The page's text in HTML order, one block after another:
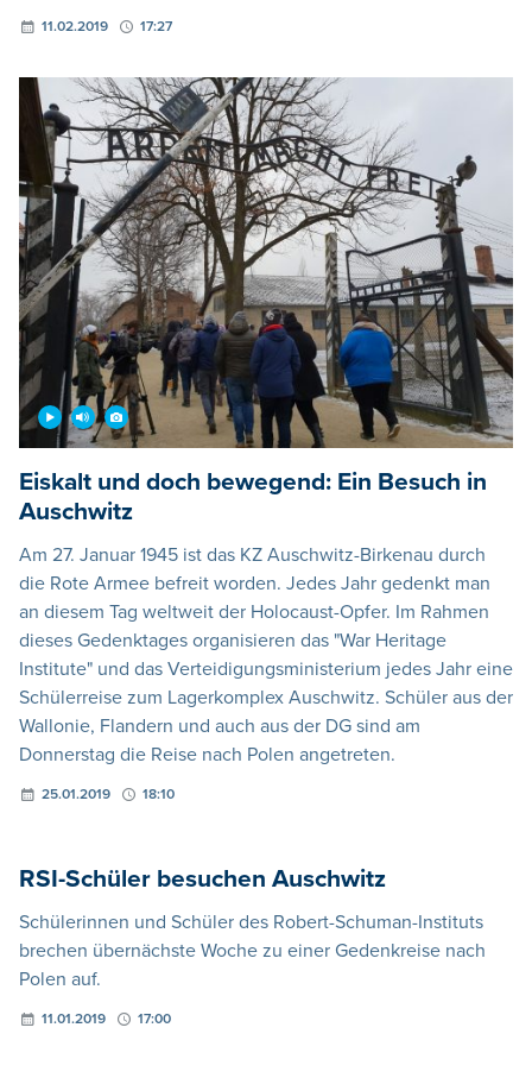
11.02.2019 17:27
Eiskalt und doch bewegend: Ein Besuch in
Auschwitz
Am 27. Januar 1945 ist das KZ Auschwitz-Birkenau durch
die Rote Armee befreit worden. Jedes Jahr gedenkt man
an diesem Tag weltweit der Holocaust-Opfer. Im Rahmen
dieses Gedenktages organisieren das "War Heritage
Institute" und das Verteidigungsministerium jedes Jahr eine
Schülerreise zum Lagerkomplex Auschwitz. Schüler aus der
Wallonie, Flandern und auch aus der DG sind am
Donnerstag die Reise nach Polen angetreten.
25.01.2019 18:10
RSI-Schüler besuchen Auschwitz
Schülerinnen und Schüler des Robert-Schuman-Instituts
brechen übernächste Woche zu einer Gedenkreise nach
Polen auf.
11.01.2019 17:00